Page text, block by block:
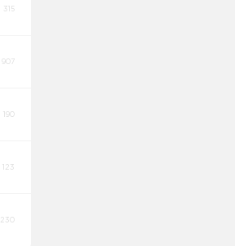
315
907
190
123
230